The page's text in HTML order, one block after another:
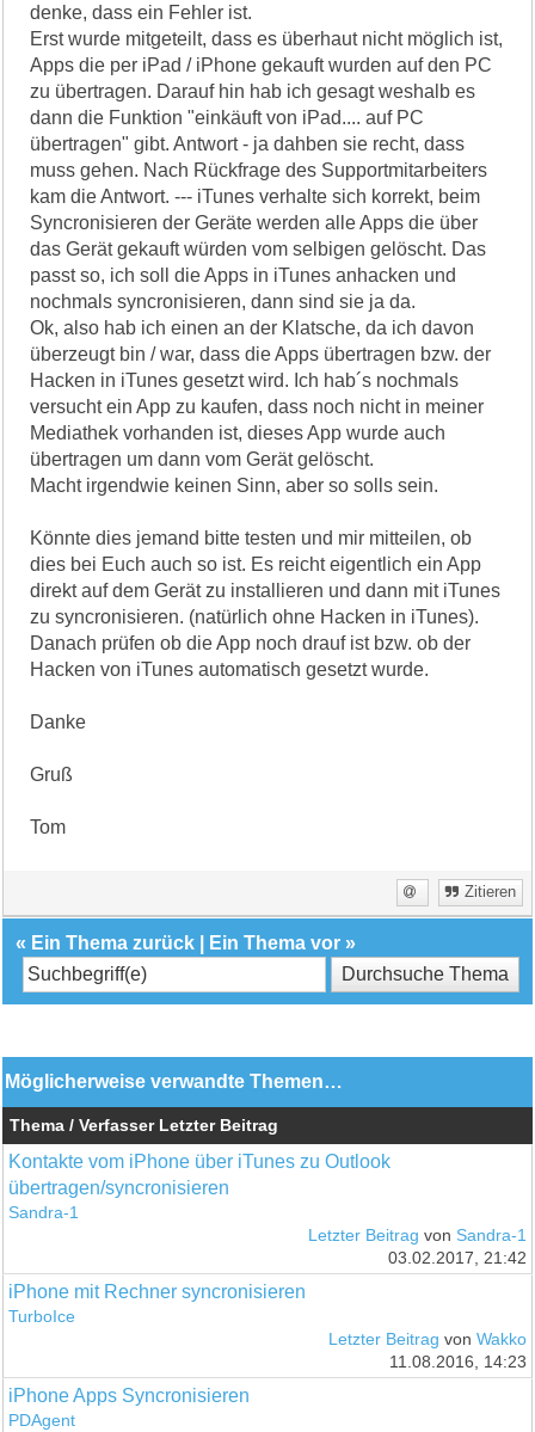
denke, dass ein Fehler ist.
Erst wurde mitgeteilt, dass es überhaut nicht möglich ist,
Apps die per iPad / iPhone gekauft wurden auf den PC
zu übertragen. Darauf hin hab ich gesagt weshalb es
dann die Funktion "einkäuft von iPad.... auf PC
übertragen" gibt. Antwort - ja dahben sie recht, dass
muss gehen. Nach Rückfrage des Supportmitarbeiters
kam die Antwort. --- iTunes verhalte sich korrekt, beim
Syncronisieren der Geräte werden alle Apps die über
das Gerät gekauft würden vom selbigen gelöscht. Das
passt so, ich soll die Apps in iTunes anhacken und
nochmals syncronisieren, dann sind sie ja da.
Ok, also hab ich einen an der Klatsche, da ich davon
überzeugt bin / war, dass die Apps übertragen bzw. der
Hacken in iTunes gesetzt wird. Ich hab´s nochmals
versucht ein App zu kaufen, dass noch nicht in meiner
Mediathek vorhanden ist, dieses App wurde auch
übertragen um dann vom Gerät gelöscht.
Macht irgendwie keinen Sinn, aber so solls sein.
Könnte dies jemand bitte testen und mir mitteilen, ob
dies bei Euch auch so ist. Es reicht eigentlich ein App
direkt auf dem Gerät zu installieren und dann mit iTunes
zu syncronisieren. (natürlich ohne Hacken in iTunes).
Danach prüfen ob die App noch drauf ist bzw. ob der
Hacken von iTunes automatisch gesetzt wurde.
Danke
Gruß
Tom
Zitieren
« Ein Thema zurück Ein Thema vor »
Möglicherweise verwandte Themen…
Thema / Verfasser Letzter Beitrag
Kontakte vom iPhone über iTunes zu Outlook
übertragen/syncronisieren
Sandra-1
Letzter Beitrag von Sandra-1
03.02.2017, 21:42
iPhone mit Rechner syncronisieren
TurboIce
Letzter Beitrag von Wakko
11.08.2016, 14:23
iPhone Apps Syncronisieren
PDAgent